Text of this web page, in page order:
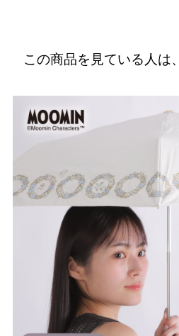
この商品を見ている人は